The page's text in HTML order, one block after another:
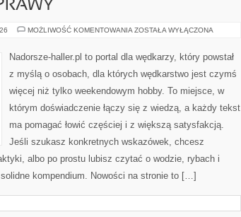
MOŻLIWOŚĆ KOMENTOWANIA EKSPEDYCJE
ZOSTAŁA WYŁĄCZONA
Nadorsze-haller.pl to portal dla wędkarzy, który powstał
z myślą o osobach, dla których wędkarstwo jest czymś
więcej niż tylko weekendowym hobby. To miejsce, w
którym doświadczenie łączy się z wiedzą, a każdy tekst
ma pomagać łowić częściej i z większą satysfakcją.
Jeśli szukasz konkretnych wskazówek, chcesz
albo po prostu lubisz czytać o wodzie, rybach i
kompendium. Nowości na stronie to […]